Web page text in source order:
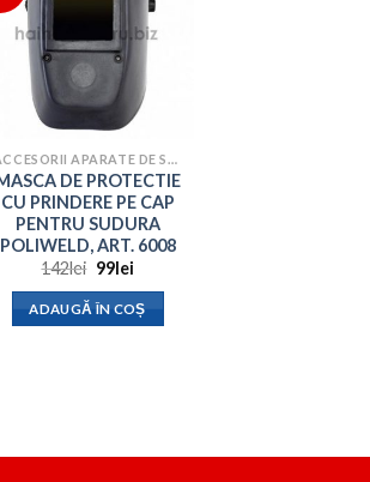
ACCESORII APARATE DE SUDURA
DE PROTECTIE
CU PRINDERE PE CAP
PENTRU SUDURA
POLIWELD, ART. 6008
142lei Prețul
a
fost:
99leiPrețul
este:
99lei.
ADAUGĂ ÎN COȘ